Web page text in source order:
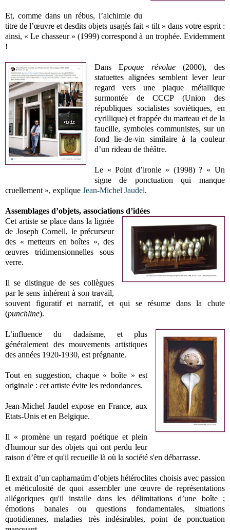
Et, comme dans un rébus, l’alchimie du
titre de l’œuvre et desdits objets usagés fait « tilt » dans votre esprit :
ainsi, « Le chasseur » (1999) correspond à un trophée. Evidemment
!
Dans Epoque révolue(2000), des
statuettes alignées semblent lever leur
regard vers une plaque métallique
surmontée de CCCP (Union des
républiques socialistes soviétiques, en
cyrillique) et frappée du marteau et de la
faucille, symboles communistes, sur un
fond lie-de-vin similaire à la couleur
d’un rideau de théâtre.
Le « Point d’ironie » (1998) ? « Un
signe de ponctuation qui manque
cruellement », explique Jean-Michel Jaudel.
Assemblages d’objets, associations d’idées
Cet artiste se place dans la lignée
de Joseph Cornell, le précurseur
des « metteurs en boîtes », des
œuvres tridimensionnelles sous
verre.
Il se distingue de ses collègues
par le sens inhérent à son travail,
souvent figuratif et narratif, et qui se résume dans la chute
(punchline).
L’influence du dadaïsme, et plus
généralement des mouvements artistiques
des années 1920-1930, est prégnante.
Tout en suggestion, chaque « boîte » est
originale : cet artiste évite les redondances.
Jean-Michel Jaudel expose en France, aux
Etats-Unis et en Belgique.
Il « promène un regard poétique et plein
d'humour sur des objets qui ont perdu leur
raison d’être et qu'il recueille là où la société s'en débarrasse.
Il extrait d’un capharnaüm d’objets hétéroclites choisis avec passion
et méticulosité de quoi assembler une œuvre de représentations
allégoriques qu'il installe dans les délimitations d’une boîte ;
émotions banales ou questions fondamentales, situations
quotidiennes, maladies très indésirables, point de ponctuation